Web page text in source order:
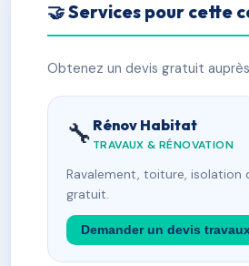
🤝 Services pour cette
Obtenez un devis gratuit
🔧 Rénov Habitat
TRAVAUX & RÉNOVATION
Ravalement, toiture, isolation
gratuit.
Demander un devis